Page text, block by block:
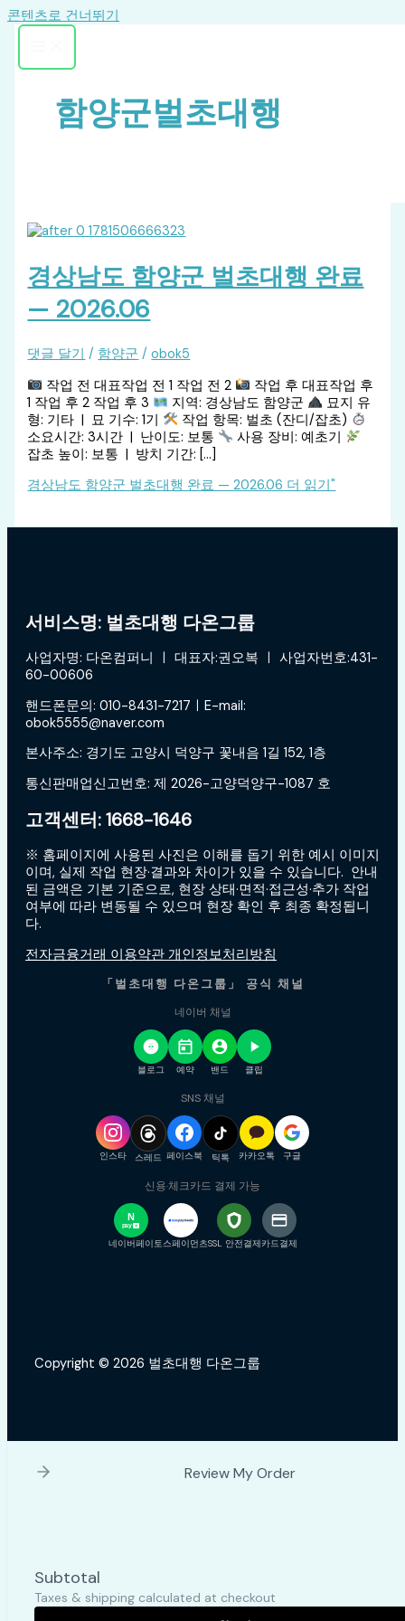
콘텐츠로 건너뛰기
함양군벌초대행
경상남도 함양군 벌초대행 완료
— 2026.06
댓글 달기 / 함양군 /obok5
작업 전 대표작업 전 1 작업 전 2
작업 후 대표작업 후
1 작업 후 2 작업 후 3
지역: 경상남도 함양군
묘지 유
형: 기타 | 묘 기수: 1기
작업 항목: 벌초 (잔디/잡초)
소요시간: 3시간 | 난이도: 보통
사용 장비: 예초기
잡초 높이: 보통 | 방치 기간: […]
경상남도 함양군 벌초대행 완료 — 2026.06 더 읽기"
서비스명: 벌초대행 다온그룹
사업자명: 다온컴퍼니 ㅣ 대표자:권오복 ㅣ 사업자번호:431-
60-00606
핸드폰문의: 010-8431-7217ㅣE-mail:
obok5555@naver.com
본사주소: 경기도 고양시 덕양구 꽃내음 1길 152, 1층
통신판매업신고번호: 제 2026-고양덕양구-1087 호
고객센터: 1668-1646
※ 홈페이지에 사용된 사진은 이해를 돕기 위한 예시 이미지
이며, 실제 작업 현장·결과와 차이가 있을 수 있습니다. 안내
된 금액은 기본 기준으로, 현장 상태·면적·접근성·추가 작업
여부에 따라 변동될 수 있으며 현장 확인 후 최종 확정됩니
다.
전자금융거래 이용약관 개인정보처리방침
「벌초대행 다온그룹」 공식 채널
네이버 채널
블로그 예약 밴드 클립
SNS 채널
인스타 스레드 페이스북 틱톡 카카오톡 구글
신용·체크카드 결제 가능
N
pay +
네이버페이토스페이먼츠SSL 안전결제카드결제
Copyright © 2026 벌초대행 다온그룹
Review My Order
Subtotal
Taxes & shipping calculated at checkout